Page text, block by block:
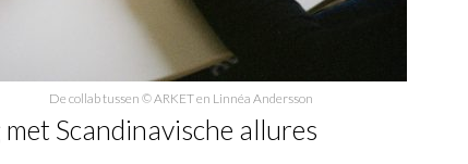
De collab tussen © ARKET en Linnéa Andersson
Scandinavische allures